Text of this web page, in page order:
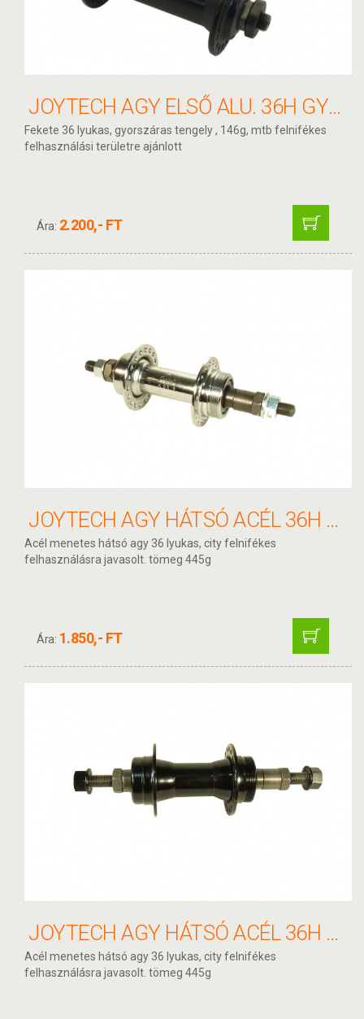
JOYTECH AGY ELSŐ ALU. 36H GYORSZÁR FEKETE
Fekete 36 lyukas, gyorszáras tengely , 146g, mtb felnifékes
felhasználási területre ajánlott
Ára: 2.200,- FT
JOYTECH AGY HÁTSÓ ACÉL 36H MENETES CP
Acél menetes hátsó agy 36 lyukas, city felnifékes
felhasználásra javasolt. tömeg 445g
Ára: 1.850,- FT
JOYTECH AGY HÁTSÓ ACÉL 36H MENETES FEKETE
Acél menetes hátsó agy 36 lyukas, city felnifékes
felhasználásra javasolt. tömeg 445g